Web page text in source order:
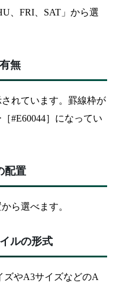
、FRI、SAT」から選
無
れています。罫線枠が
#E60044］になってい
配置
から選べます。
ルの形式
ズやA3サイズなどのA